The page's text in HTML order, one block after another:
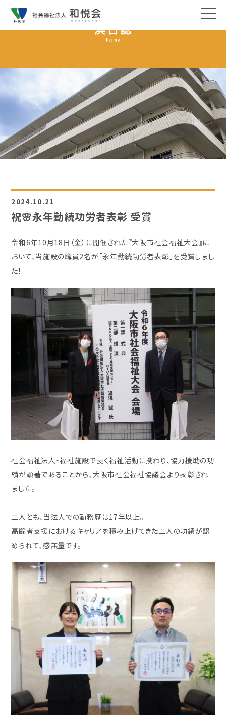
2024.10.21
祝🌸永年勤続功労者表彰 受賞
令和6年10月18日（金）に開催された『大阪市社会福祉大会』に
おいて、当施設の職員2名が「永年勤続功労者表彰」を受賞しまし
た！
社会福祉法人・福祉施設で長く福祉活動に携わり、協力援助の功
績が顕著であることから、大阪市社会福祉協議会より表彰され
ました。
二人とも、当法人での勤務歴は17年以上。
高齢者支援におけるキャリアを積み上げてきた二人の功績が認
められて、感無量です。